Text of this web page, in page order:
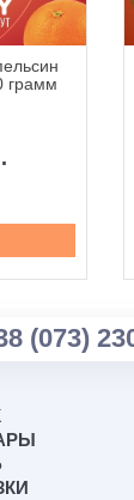
грамм
(073)